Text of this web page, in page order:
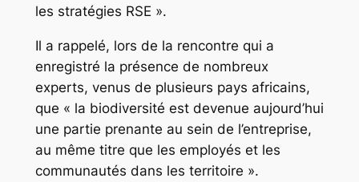
les stratégies RSE ».
Il a rappelé, lors de la rencontre qui a
enregistré la présence de nombreux
experts, venus de plusieurs pays africains,
que « la biodiversité est devenue aujourd’hui
une partie prenante au sein de l’entreprise,
au même titre que les employés et les
communautés dans les territoire ».